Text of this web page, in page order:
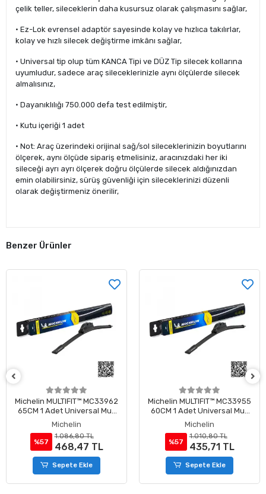
çelik teller, sileceklerin daha kusursuz olarak çalışmasını sağlar,
• Ez-Lok evrensel adaptör sayesinde kolay ve hızlıca takılırlar,
kolay ve hızlı silecek değiştirme imkânı sağlar,
• Universal tip olup tüm KANCA Tipi ve DÜZ Tip silecek kollarına
uyumludur, sadece araç sileceklerinizle aynı ölçülerde silecek
almalısınız,
• Dayanıklılığı 750.000 defa test edilmiştir,
• Kutu içeriği 1 adet
• Not: Araç üzerindeki orijinal sağ/sol sileceklerinizin boyutlarını
ölçerek, aynı ölçüde sipariş etmelisiniz, aracınızdaki her iki
sileceği ayrı ayrı ölçerek doğru ölçülerde silecek aldığınızdan
emin olabilirsiniz, sürüş güvenliği için sileceklerinizi düzenli
olarak değiştirmeniz önerilir,
Benzer Ürünler
Michelin MULTIFIT™ MC33955
60CM 1 Adet Universal Muz
%57
1.010,80 TL
435,71 TL
Sepete Ekle
Michelin MULTIFIT™
55CM 1 Adet Universal
%57
965,20 TL
416,05 TL
Sepete Ekle